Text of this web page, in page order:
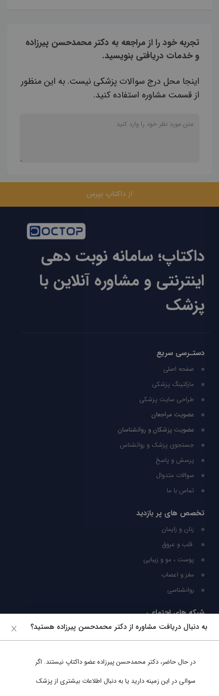
تجربه خود را از مراجعه به دکتر محمدحسن پیرزاده
و خدمات دریافتی بنویسید.
اینجا محل درج سوالات پزشکی نیست. به این منظور
از قسمت مشاوره استفاده کنید.
از داکتاپ بپرس
داکتاپ؛ سامانه نوبت دهی
اینترنتی و مشاوره آنلاین با
پزشک
دستـرسی سریع
صفحه اصلی
مارکتینگ پزشکی
طراحی سایت پزشکی
عضویت مراجعان
عضویت پزشکان و روانشناسان
جستجوی پزشک و روانشناس
پرسش و پاسخ
سوالات متدوال
تماس با ما
تخصص های پر بازدید
زنان و زایمان
قلب و عروق
پوست ، مو و زیبایی
مغز و اعصاب
روانشناسی
شبکه های اجتماعی
ما را در شبکه های اجتماعی دنبال کنید
به دنبال دریافت مشاوره از دکتر محمدحسن پیرزاده هستید؟
در حال حاضر، دکتر محمدحسن پیرزادهعضو داکتاپ نیستند. اگر
سوالی در این زمینه دارید یا به دنبال اطلاعات بیشتری از پزشک